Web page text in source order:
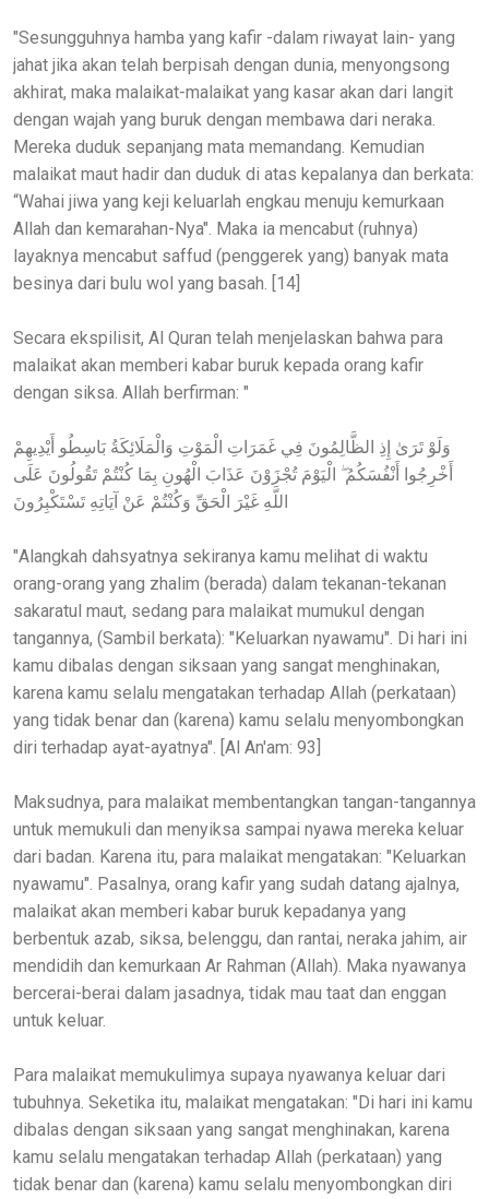
"Sesungguhnya hamba yang kafir -dalam riwayat lain- yang
jahat jika akan telah berpisah dengan dunia, menyongsong
akhirat, maka malaikat-malaikat yang kasar akan dari langit
dengan wajah yang buruk dengan membawa dari neraka.
Mereka duduk sepanjang mata memandang. Kemudian
malaikat maut hadir dan duduk di atas kepalanya dan berkata:
“Wahai jiwa yang keji keluarlah engkau menuju kemurkaan
Allah dan kemarahan-Nya". Maka ia mencabut (ruhnya)
layaknya mencabut saffud (penggerek yang) banyak mata
besinya dari bulu wol yang basah. [14]
Secara ekspilisit, Al Quran telah menjelaskan bahwa para
malaikat akan memberi kabar buruk kepada orang kafir
dengan siksa. Allah berfirman: "
وَلَوْ تَرَىٰ إِذِ الظَّالِمُونَ فِي غَمَرَاتِ الْمَوْتِ وَالْمَلَائِكَةُ بَاسِطُو أَيْدِيهِمْ
أَخْرِجُوا أَنْفُسَكُمُ ۖ الْيَوْمَ تُجْزَوْنَ عَذَابَ الْهُونِ بِمَا كُنْتُمْ تَقُولُونَ عَلَى
اللَّهِ غَيْرَ الْحَقِّ وَكُنْتُمْ عَنْ آيَاتِهِ تَسْتَكْبِرُونَ
"Alangkah dahsyatnya sekiranya kamu melihat di waktu
orang-orang yang zhalim (berada) dalam tekanan-tekanan
sakaratul maut, sedang para malaikat mumukul dengan
tangannya, (Sambil berkata): "Keluarkan nyawamu". Di hari ini
kamu dibalas dengan siksaan yang sangat menghinakan,
karena kamu selalu mengatakan terhadap Allah (perkataan)
yang tidak benar dan (karena) kamu selalu menyombongkan
diri terhadap ayat-ayatnya". [Al An'am: 93]
Maksudnya, para malaikat membentangkan tangan-tangannya
untuk memukuli dan menyiksa sampai nyawa mereka keluar
dari badan. Karena itu, para malaikat mengatakan: "Keluarkan
nyawamu". Pasalnya, orang kafir yang sudah datang ajalnya,
malaikat akan memberi kabar buruk kepadanya yang
berbentuk azab, siksa, belenggu, dan rantai, neraka jahim, air
mendidih dan kemurkaan Ar Rahman (Allah). Maka nyawanya
bercerai-berai dalam jasadnya, tidak mau taat dan enggan
untuk keluar.
Para malaikat memukulimya supaya nyawanya keluar dari
tubuhnya. Seketika itu, malaikat mengatakan: "Di hari ini kamu
dibalas dengan siksaan yang sangat menghinakan, karena
kamu selalu mengatakan terhadap Allah (perkataan) yang
tidak benar dan (karena) kamu selalu menyombongkan diri